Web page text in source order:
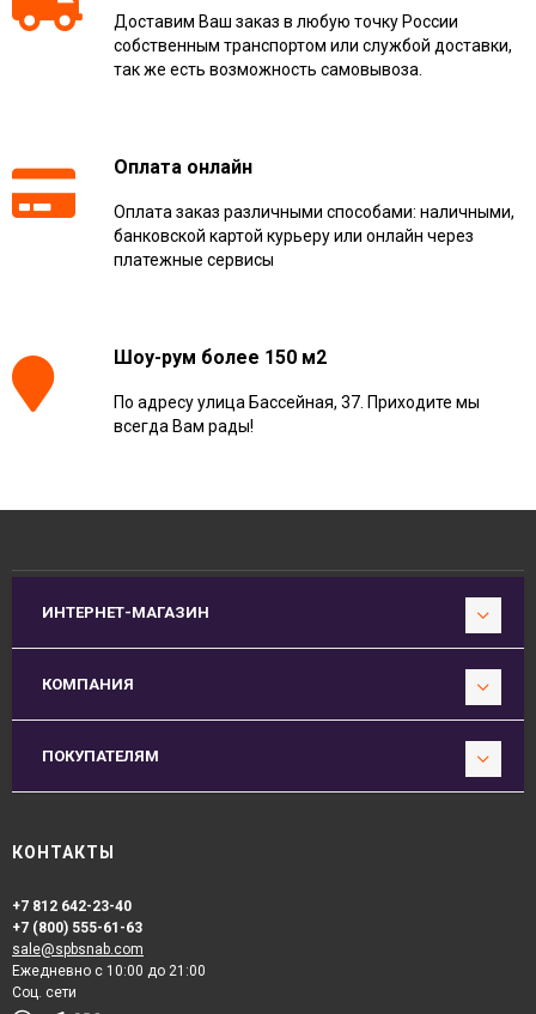
Доставим Ваш заказ в любую точку России
собственным транспортом или службой доставки,
так же есть возможность самовывоза.
Оплата онлайн
Оплата заказ различными способами: наличными,
банковской картой курьеру или онлайн через
платежные сервисы
Шоу-рум более 150 м2
По адресу улица Бассейная, 37. Приходите мы
всегда Вам рады!
ИНТЕРНЕТ-МАГАЗИН
КОМПАНИЯ
ПОКУПАТЕЛЯМ
КОНТАКТЫ
+7 812 642-23-40
+7 (800) 555-61-63
sale@spbsnab.com
Ежедневно с 10:00 до 21:00
Соц. сети